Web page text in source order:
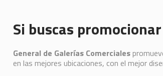
Si buscas
General de Galerías Comerciales
en las mejores ubicaciones, con el mejor